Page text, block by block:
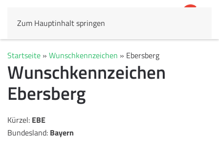
Zum Hauptinhalt springen
Startseite » Wunschkennzeichen » Ebersberg
Wunschkennzeichen
Ebersberg
Kürzel: EBE
Bundesland: Bayern